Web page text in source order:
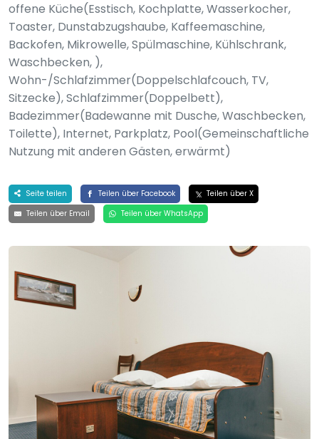
offene Küche(Esstisch, Kochplatte, Wasserkocher,
Toaster, Dunstabzugshaube, Kaffeemaschine,
Backofen, Mikrowelle, Spülmaschine, Kühlschrank,
Waschbecken, ),
Wohn-/Schlafzimmer(Doppelschlafcouch, TV,
Sitzecke), Schlafzimmer(Doppelbett),
Badezimmer(Badewanne mit Dusche, Waschbecken,
Toilette), Internet, Parkplatz, Pool(Gemeinschaftliche
Nutzung mit anderen Gästen, erwärmt)
Seite teilen Teilen über Facebook
Teilen über X
Teilen über Email
Teilen über WhatsApp